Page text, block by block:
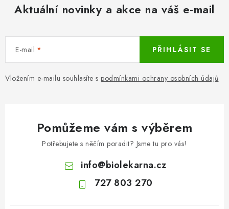
Aktuální novinky a akce na váš e-mail
E-mail
Vložením e-mailu souhlasíte s podmínkami ochrany osobních údajů
PŘIHLÁSIT SE
Pomůžeme vám s výběrem
Potřebujete s něčím poradit? Jsme tu pro vás!
info@biolekarna.cz
727 803 270